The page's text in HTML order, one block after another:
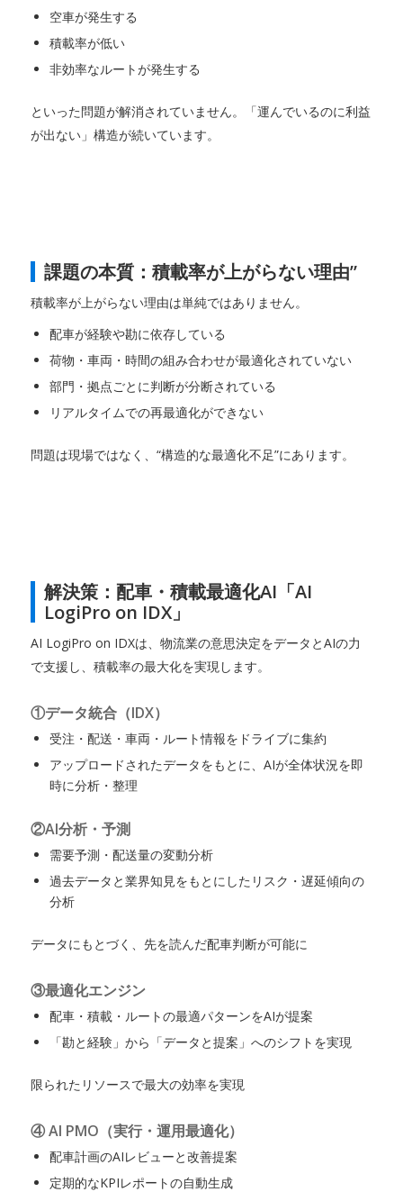
空車が発生する
積載率が低い
非効率なルートが発生する
といった問題が解消されていません。「運んでいるのに利益
が出ない」構造が続いています。
課題の本質：積載率が上がらない理由”
積載率が上がらない理由は単純ではありません。
配車が経験や勘に依存している
荷物・車両・時間の組み合わせが最適化されていない
部門・拠点ごとに判断が分断されている
リアルタイムでの再最適化ができない
問題は現場ではなく、“構造的な最適化不足”にあります。
解決策：配車・積載最適化AI「AI
LogiPro on IDX」
AI LogiPro on IDXは、物流業の意思決定をデータとAIの力
で支援し、積載率の最大化を実現します。
①データ統合（IDX）
受注・配送・車両・ルート情報をドライブに集約
アップロードされたデータをもとに、AIが全体状況を即
時に分析・整理
②AI分析・予測
需要予測・配送量の変動分析
過去データと業界知見をもとにしたリスク・遅延傾向の
分析
データにもとづく、先を読んだ配車判断が可能に
③最適化エンジン
配車・積載・ルートの最適パターンをAIが提案
「勘と経験」から「データと提案」へのシフトを実現
限られたリソースで最大の効率を実現
④ AI PMO（実行・運用最適化）
配車計画のAIレビューと改善提案
定期的なKPIレポートの自動生成